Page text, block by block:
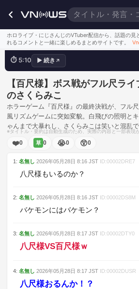
ホロライブ・にじさんじのVTuber配信から、話題の見
れるコメントと一緒に楽しめるまとめサイトです。
💬富士山より！
何なの
⏱ 5:10 ▶ 続き ↗
【百尺様】ボス戦がフル尺ラ
のさくらみこ
ホラーゲーム『百尺様』の最終決戦が、フル
風リズムゲームに突如変貌。白飛びの照明と
ゃんまで大暴れし、さくらみこは笑いと混乱で
※タイトル・要約は自動生成のため、実際の内容と一部表現
❤️0 草 0 😭0 😲0
1 : 名無し 2026年05月28日 8:16 JST ID:00002DRE7
八尺様もいるのか？
2: 名無し 2026年05月28日 8:16 JST ID:00002DS8M
バケモンにはバケモン？
3: 名無し 2026年05月28日 8:17 JST ID:00002DTY0
八尺様VS百尺様ｗ
4: 名無し 2026年05月28日 8:17 JST ID:00002DUSR
八尺様おるんか！？